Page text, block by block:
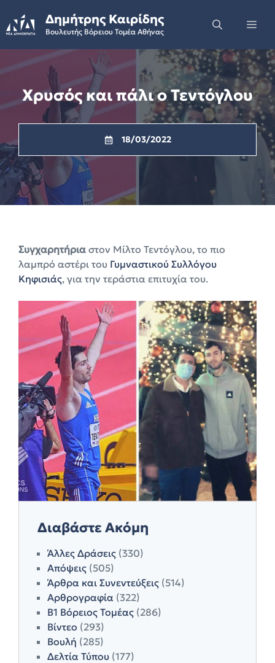
to
content
Δημήτρης Καιρίδης
Βουλευτής Βόρειου Τομέα Αθήνας
Χρυσός και πάλι ο Τεντόγλου
18/03/2022
Συγχαρητήρια στον Μίλτο Τεντόγλου, το πιο
λαμπρό αστέρι του Γυμναστικού Συλλόγου
Κηφισιάς, για την τεράστια επιτυχία του.
Διαβάστε Ακόμη
Άλλες Δράσεις (330)
Απόψεις (505)
Άρθρα και Συνεντεύξεις (514)
Αρθρογραφία (322)
Β1 Βόρειος Τομέας (286)
Βίντεο (293)
Βουλή (285)
Δελτία Τύπου (177)